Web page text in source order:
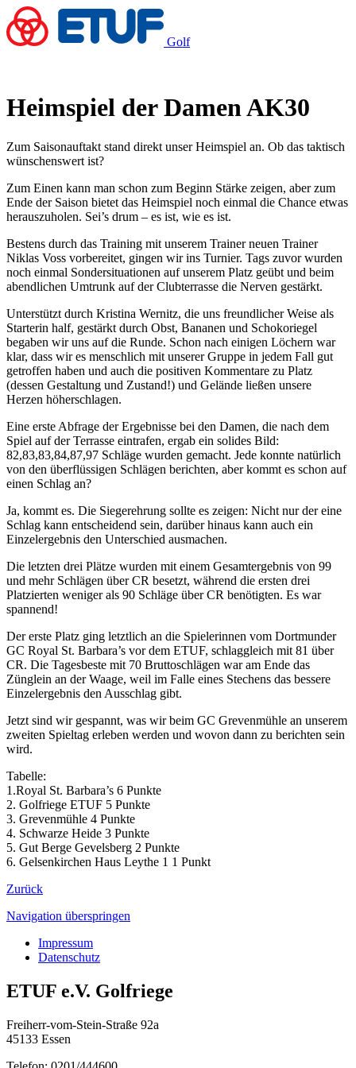
Golf
Heimspiel der Damen AK30
Zum Saisonauftakt stand direkt unser Heimspiel an. Ob das taktisch
wünschenswert ist?
Zum Einen kann man schon zum Beginn Stärke zeigen, aber zum
Ende der Saison bietet das Heimspiel noch einmal die Chance etwas
herauszuholen. Sei’s drum – es ist, wie es ist.
Bestens durch das Training mit unserem Trainer neuen Trainer
Niklas Voss vorbereitet, gingen wir ins Turnier. Tags zuvor wurden
noch einmal Sondersituationen auf unserem Platz geübt und beim
abendlichen Umtrunk auf der Clubterrasse die Nerven gestärkt.
Unterstützt durch Kristina Wernitz, die uns freundlicher Weise als
Starterin half, gestärkt durch Obst, Bananen und Schokoriegel
begaben wir uns auf die Runde. Schon nach einigen Löchern war
klar, dass wir es menschlich mit unserer Gruppe in jedem Fall gut
getroffen haben und auch die positiven Kommentare zu Platz
(dessen Gestaltung und Zustand!) und Gelände ließen unsere
Herzen höherschlagen.
Eine erste Abfrage der Ergebnisse bei den Damen, die nach dem
Spiel auf der Terrasse eintrafen, ergab ein solides Bild:
82,83,83,84,87,97 Schläge wurden gemacht. Jede konnte natürlich
von den überflüssigen Schlägen berichten, aber kommt es schon auf
einen Schlag an?
Ja, kommt es. Die Siegerehrung sollte es zeigen: Nicht nur der eine
Schlag kann entscheidend sein, darüber hinaus kann auch ein
Einzelergebnis den Unterschied ausmachen.
Die letzten drei Plätze wurden mit einem Gesamtergebnis von 99
und mehr Schlägen über CR besetzt, während die ersten drei
Platzierten weniger als 90 Schläge über CR benötigten. Es war
spannend!
Der erste Platz ging letztlich an die Spielerinnen vom Dortmunder
GC Royal St. Barbara’s vor dem ETUF, schlaggleich mit 81 über
CR. Die Tagesbeste mit 70 Bruttoschlägen war am Ende das
Zünglein an der Waage, weil im Falle eines Stechens das bessere
Einzelergebnis den Ausschlag gibt.
Jetzt sind wir gespannt, was wir beim GC Grevenmühle an unserem
zweiten Spieltag erleben werden und wovon dann zu berichten sein
wird.
Tabelle:
1.Royal St. Barbara’s 6 Punkte
2. Golfriege ETUF 5 Punkte
3. Grevenmühle 4 Punkte
4. Schwarze Heide 3 Punkte
5. Gut Berge Gevelsberg 2 Punkte
6. Gelsenkirchen Haus Leythe 1 1 Punkt
Zurück
Navigation überspringen
Impressum
Datenschutz
ETUF e.V. Golfriege
Freiherr-vom-Stein-Straße 92a
45133 Essen